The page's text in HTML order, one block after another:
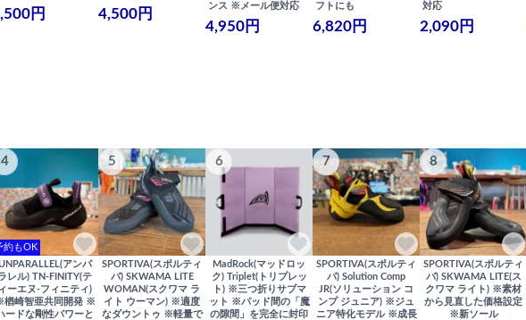
円 4,500円
ンス ※メール便対応
4,950円
フトにも
6,820円
対応
2,090円
4
約もOK
アンパ
レル) TN-FINITY(テ
ィーエヌ-フィニティ)
楢崎智亜共同開発 ※
ードな剛性パワーと
5
SPORTIVA(スポルティ
バ) SKWAMA LITE
WOMAN(スクワマ ラ
イト ウーマン) ※適度
なダウントゥ ※軽量で
6
MadRock(マッドロッ
ク) Triplet(トリプレッ
ト) ※三つ折りサブマ
ット ※パッド間の「魔
の隙間」を完全に封印
7
SPORTIVA(スポルティ
バ) Solution Comp
JR(ソリューション コ
ンプ ジュニア) ※ジュ
ニア特化モデル ※成長
8
SPORTIVA(スポルティ
バ) SKWAMA LITE(ス
クワマ ライト) ※素材
から見直した価格設定
※新ソール